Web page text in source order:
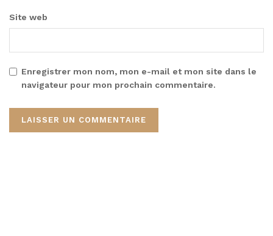
Site web
Enregistrer mon nom, mon e-mail et mon site dans le
navigateur pour mon prochain commentaire.